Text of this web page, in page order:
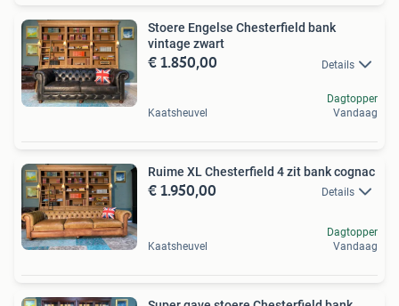
Stoere Engelse Chesterfield bank
vintage zwart
€ 1.850,00 Details
Kaatsheuvel
Dagtopper
Vandaag
Ruime XL Chesterfield 4 zit bank cognac
€ 1.950,00 Details
Kaatsheuvel
Dagtopper
Vandaag